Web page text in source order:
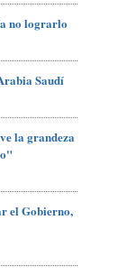
no lograrlo
Saudí
la grandeza
el Gobierno,